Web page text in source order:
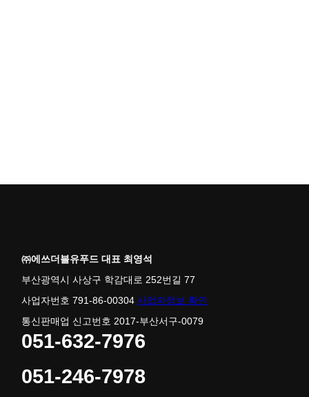
㈜에쓰더블유푸드 대표 최영석
부산광역시 사상구 학감대로 252번길 77
사업자번호 791-86-00304사업자정보 확인
통신판매업 신고번호 2017-부산서구-0079
051-632-7976
051-246-7978